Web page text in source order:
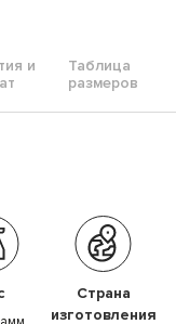
и
Таблица
размеров
Страна
изготовления